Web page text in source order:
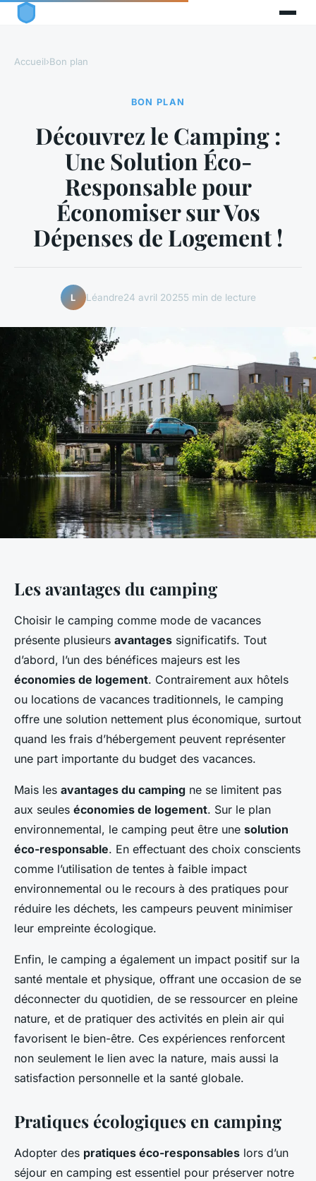
Accueil›Bon plan
BON PLAN
Découvrez le Camping :
Une Solution Éco-
Responsable pour
Économiser sur Vos
Dépenses de Logement !
L Léandre24 avril 20255 min de lecture
Les avantages du camping
Choisir le camping comme mode de vacances
présente plusieurs avantages significatifs. Tout
d’abord, l’un des bénéfices majeurs est les
économies de logement. Contrairement aux hôtels
ou locations de vacances traditionnels, le camping
offre une solution nettement plus économique, surtout
quand les frais d’hébergement peuvent représenter
une part importante du budget des vacances.
Mais les avantages du camping ne se limitent pas
aux seules économies de logement. Sur le plan
environnemental, le camping peut être une solution
éco-responsable. En effectuant des choix conscients
comme l’utilisation de tentes à faible impact
environnemental ou le recours à des pratiques pour
réduire les déchets, les campeurs peuvent minimiser
leur empreinte écologique.
Enfin, le camping a également un impact positif sur la
santé mentale et physique, offrant une occasion de se
déconnecter du quotidien, de se ressourcer en pleine
nature, et de pratiquer des activités en plein air qui
favorisent le bien-être. Ces expériences renforcent
non seulement le lien avec la nature, mais aussi la
satisfaction personnelle et la santé globale.
Pratiques écologiques en camping
Adopter des pratiques éco-responsables lors d’un
séjour en camping est essentiel pour préserver notre